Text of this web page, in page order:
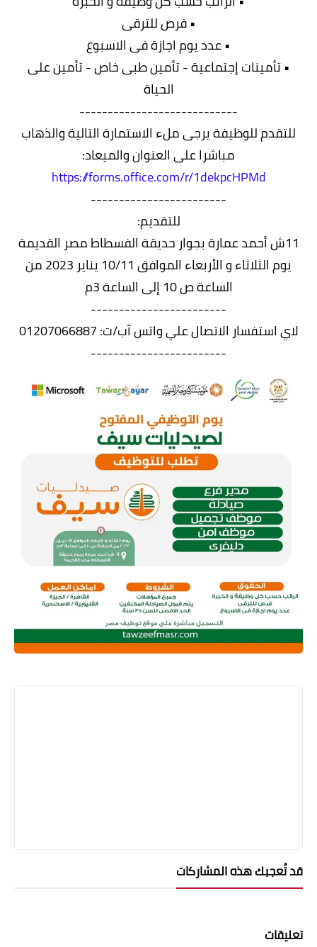
• فرص للترقى
• عدد يوم اجازة فى الاسبوع
• تأمينات إجتماعية - تأمين طبى خاص - تأمين على
الحياة
----------------------------
للتقدم للوظيفة يرجى ملء الاستمارة التالية والذهاب
مباشرا على العنوان والميعاد:
https://forms.office.com/r/1dekpcHPMd
------------------------
للتقديم:
11ش أحمد عمارة بجوار حديقة الفسطاط مصر القديمة
يوم الثلاثاء و الأربعاء الموافق 10/11 يناير 2023 من
الساعة ص 10 إلى الساعة 3م
------------------------
لاي استفسار الاتصال علي واتس آب/ت: 01207066887
------------------------
قد تُعجبك هذه المشاركات
تعليقات